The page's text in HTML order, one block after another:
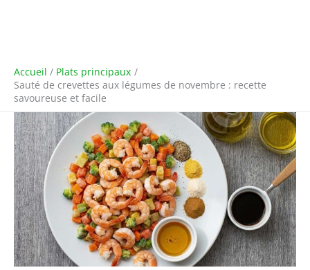
Accueil
Plats principaux
Sauté de crevettes aux légumes de novembre : recette
savoureuse et facile